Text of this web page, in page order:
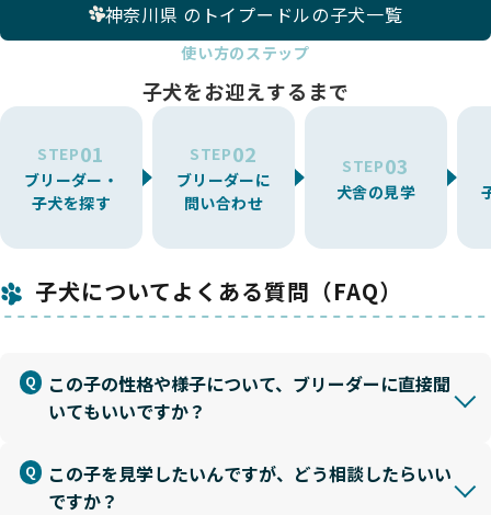
神奈川県 のトイプードルの子犬一覧
使い方のステップ
子犬をお迎えするまで
STEP01
ブリーダー・
子犬を探す
STEP02
ブリーダーに
問い合わせ
STEP03
犬舎の見学
子犬についてよくある質問（FAQ）
この子の性格や様子について、ブリーダーに直接聞
いてもいいですか？
この子を見学したいんですが、どう相談したらいい
ですか？